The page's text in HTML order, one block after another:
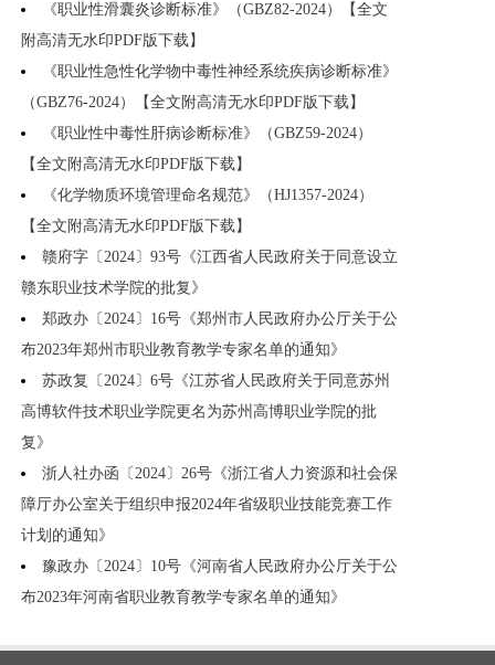
《职业性滑囊炎诊断标准》（GBZ82-2024）【全文
附高清无水印PDF版下载】
《职业性急性化学物中毒性神经系统疾病诊断标准》
（GBZ76-2024）【全文附高清无水印PDF版下载】
《职业性中毒性肝病诊断标准》（GBZ59-2024）
【全文附高清无水印PDF版下载】
《化学物质环境管理命名规范》（HJ1357-2024）
【全文附高清无水印PDF版下载】
赣府字〔2024〕93号《江西省人民政府关于同意设立
赣东职业技术学院的批复》
郑政办〔2024〕16号《郑州市人民政府办公厅关于公
布2023年郑州市职业教育教学专家名单的通知》
苏政复〔2024〕6号《江苏省人民政府关于同意苏州
高博软件技术职业学院更名为苏州高博职业学院的批
复》
浙人社办函〔2024〕26号《浙江省人力资源和社会保
障厅办公室关于组织申报2024年省级职业技能竞赛工作
计划的通知》
豫政办〔2024〕10号《河南省人民政府办公厅关于公
布2023年河南省职业教育教学专家名单的通知》